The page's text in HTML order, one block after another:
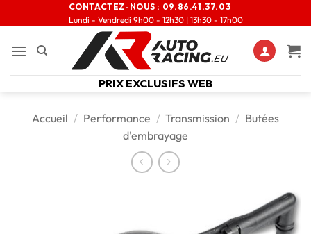
CONTACTEZ-NOUS : 09.86.41.37.03
Lundi - Vendredi 9h00 - 12h30 | 13h30 - 17h00
PRIX EXCLUSIFS WEB
Accueil / Performance / Transmission / Butées
d'embrayage